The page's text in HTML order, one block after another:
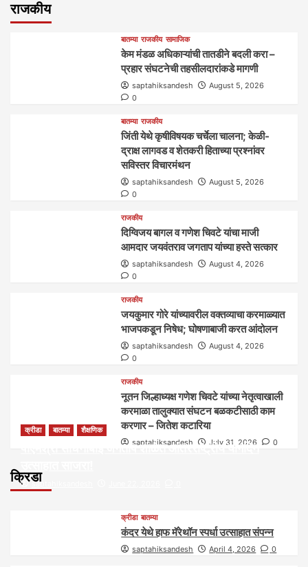
राजकीय
बातम्या राजकीय सामाजिक
केम मंडळ अधिकाऱ्यांची तातडीने बदली करा –
प्रहार संघटनेची तहसीलदारांकडे मागणी
saptahiksandesh
August 5, 2026
0
बातम्या राजकीय
जिंती येथे कृषीविषयक चर्चेला चालना; केळी-
द्राक्ष लागवड व शेतकरी हिताच्या प्रश्नांवर
सविस्तर विचारमंथन
saptahiksandesh
August 5, 2026
0
राजकीय
दिग्विजय बागल व गणेश चिवटे यांचा माजी
आमदार जयवंतराव जगताप यांच्या हस्ते सत्कार
saptahiksandesh
August 4, 2026
0
राजकीय
जयकुमार गोरे यांच्यावरील वक्तव्याचा करमाळ्यात
भाजपकडून निषेध; घोषणाबाजी करत आंदोलन
saptahiksandesh
August 4, 2026
0
राजकीय
नूतन जिल्हाध्यक्ष गणेश चिवटे यांच्या नेतृत्वाखाली
करमाळा तालुक्यात संघटन बळकटीसाठी काम
करणार – जितेश कटारिया
saptahiksandesh July 31, 2026 0
क्रिडा
क्रीडा बातम्या शैक्षणिक
पीएमश्री साधनाबाई जगताप शाळेत आंतरराष्ट्रीय योगदिन
saptahiksandesh
क्रीडा बातम्या
कंदर येथे हाफ मॅरेथॉन स्पर्धा उत्साहात संपन्न
saptahiksandesh April 4, 2026 0